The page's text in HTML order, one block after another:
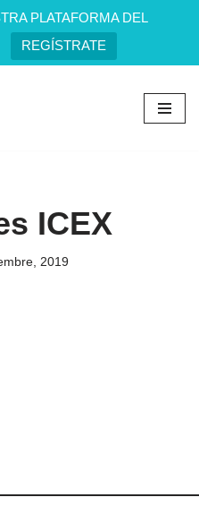
PLATAFORMA DEL
REGÍSTRATE
ICEX
2019